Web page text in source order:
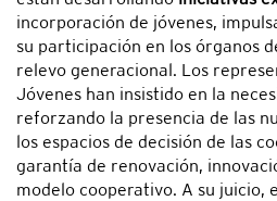
incorporación de jóvenes,
su participación en los órganos
relevo generacional. Los
Jóvenes han insistido en la
reforzando la presencia de las
los espacios de decisión de las
garantía de renovación,
modelo cooperativo. A su juicio,